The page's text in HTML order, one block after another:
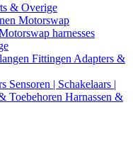
& Overige
Motorswap
harnesses
Fittingen Adapters &
Sensoren | Schakelaars |
Toebehoren Harnassen &